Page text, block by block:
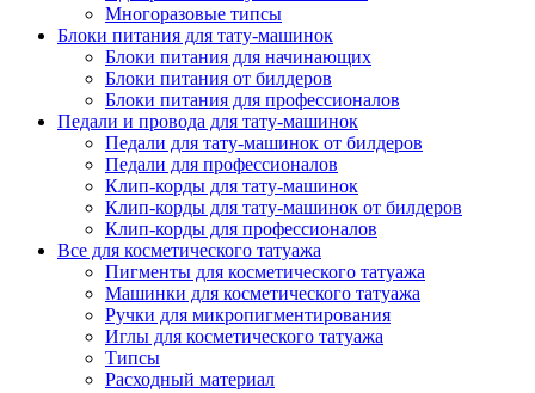
Многоразовые типсы
Блоки питания для тату-машинок
Блоки питания для начинающих
Блоки питания от билдеров
Блоки питания для профессионалов
Педали и провода для тату-машинок
Педали для тату-машинок от билдеров
Педали для профессионалов
Клип-корды для тату-машинок
Клип-корды для тату-машинок от билдеров
Клип-корды для профессионалов
Все для косметического татуажа
Пигменты для косметического татуажа
Машинки для косметического татуажа
Ручки для микропигментирования
Иглы для косметического татуажа
Типсы
Расходный материал